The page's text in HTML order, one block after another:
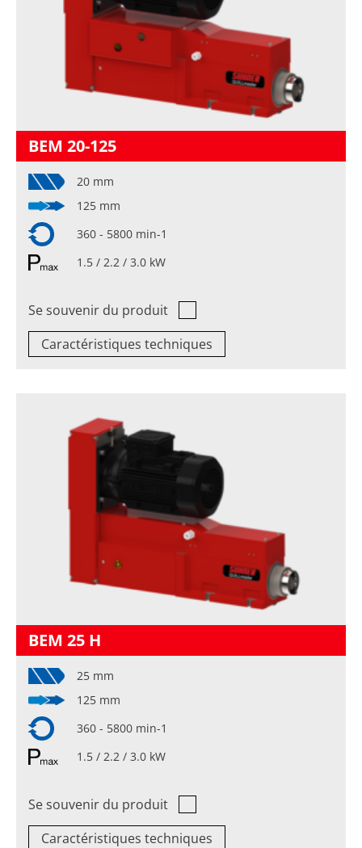
BEM 20-125
20 mm
125 mm
360 - 5800 min-1
1.5 / 2.2 / 3.0 kW
Se souvenir du produit
Caractéristiques techniques
BEM 25 H
25 mm
125 mm
360 - 5800 min-1
1.5 / 2.2 / 3.0 kW
Se souvenir du produit
Caractéristiques techniques